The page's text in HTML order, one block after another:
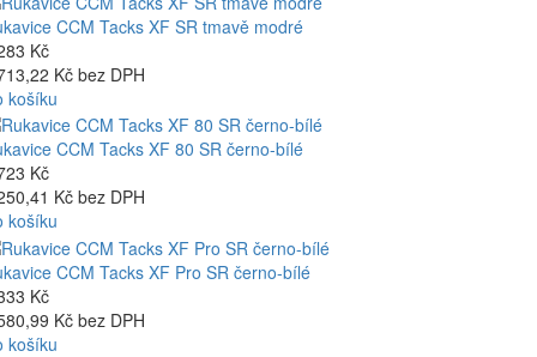
CCM Tacks XF SR tmavě modré
Kč
Kč bez DPH
košíku
CCM Tacks XF 80 SR černo-bílé
Kč
Kč bez DPH
košíku
CCM Tacks XF Pro SR černo-bílé
Kč
Kč bez DPH
košíku